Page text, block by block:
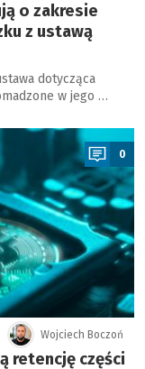
o zakresie
z ustawą
dotycząca
w jego …
0
Wojciech Boczoń
retencję części